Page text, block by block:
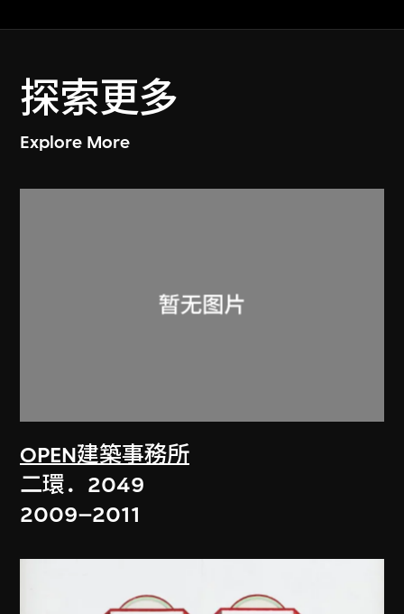
探索更多
Explore More
OPEN建築事務所
二環．2049
2009–2011